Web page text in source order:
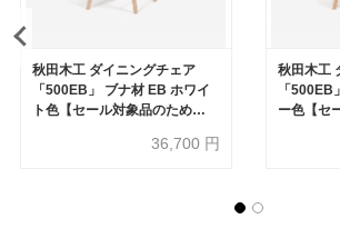
秋田木工 ダイニングチェア
「500EB」 ブナ材 EB ホワイ
ト色【セール対象品のため
36,700 円
秋田木工
「
ー色【セ